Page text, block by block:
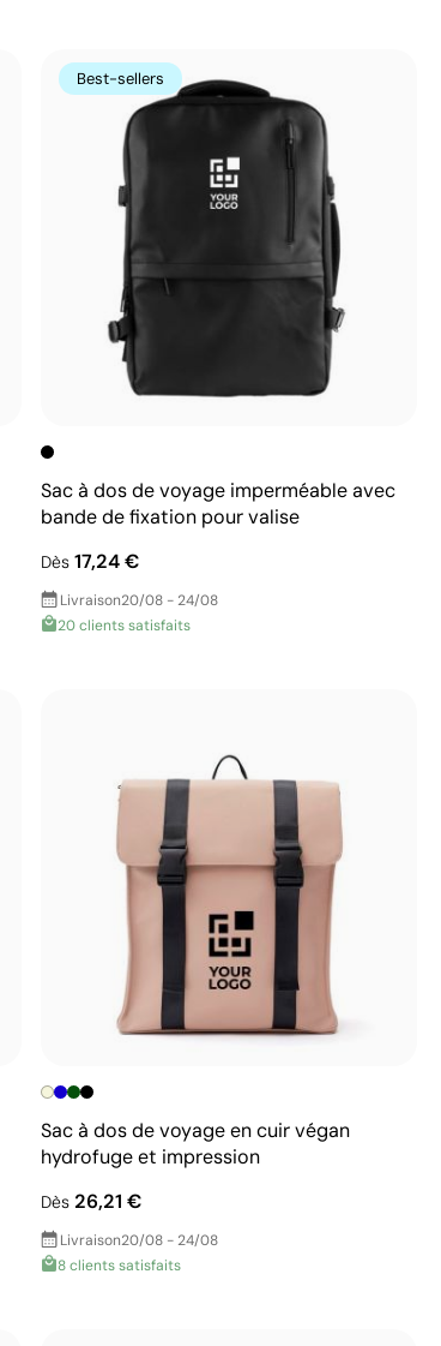
Best-sellers
Sac à dos de voyage imperméable avec
bande de fixation pour valise
Dès 17,24 €
Livraison20/08 - 24/08
20 clients satisfaits
Sac à dos de voyage en cuir végan
hydrofuge et impression
Dès 26,21 €
Livraison20/08 - 24/08
8 clients satisfaits